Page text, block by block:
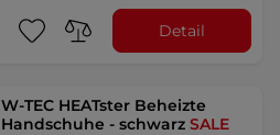
Detail
W-TEC HEATster Beheizte
Handschuhe - schwarzSALE